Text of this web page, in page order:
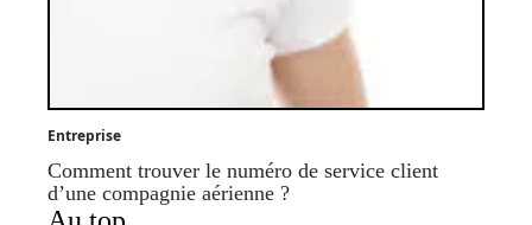
Entreprise
Comment trouver le numéro de service client
d’une compagnie aérienne ?